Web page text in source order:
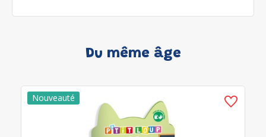
Du même âge